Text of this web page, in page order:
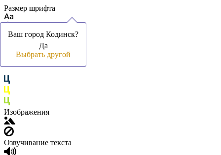
Размер шрифта
Цвет фона и шрифта
Изображения
Озвучивание текста
Ваш город Кодинск?
Да
Выбрать другой
Ваш город Кодинск?
Да
Выбрать другой